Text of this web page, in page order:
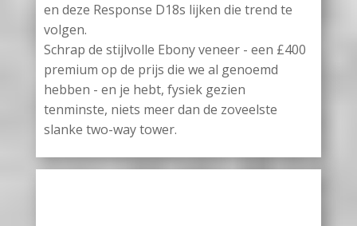
en deze Response D18s lijken die trend te
volgen.
Schrap de stijlvolle Ebony veneer - een £400
premium op de prijs die we al genoemd
hebben - en je hebt, fysiek gezien
tenminste, niets meer dan de zoveelste
slanke two-way tower.